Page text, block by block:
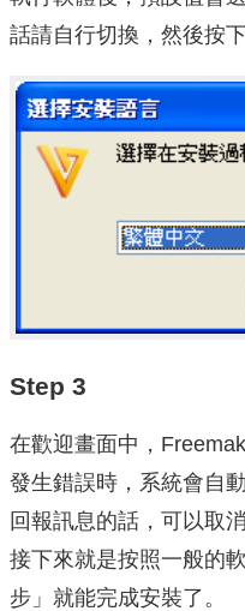
話請自行切換，然後按
Step 3
在歡迎畫面中，
發生錯誤時，系統會自
回報訊息的話，可以取
接下來就是按照一般的
步」就能完成安裝了。